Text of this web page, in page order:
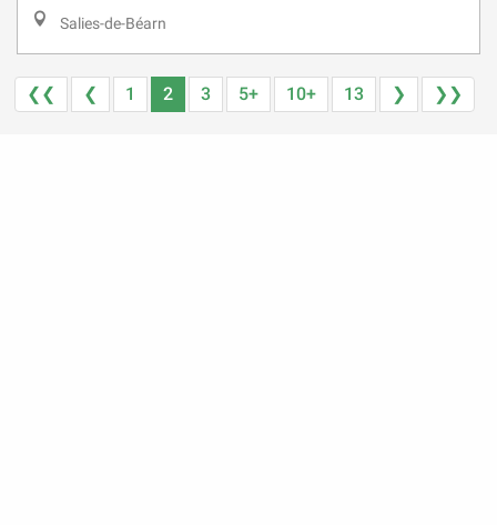
Salies-de-Béarn
❮❮ ❮ 1 2 3 5+ 10+ 13 ❯ ❯❯